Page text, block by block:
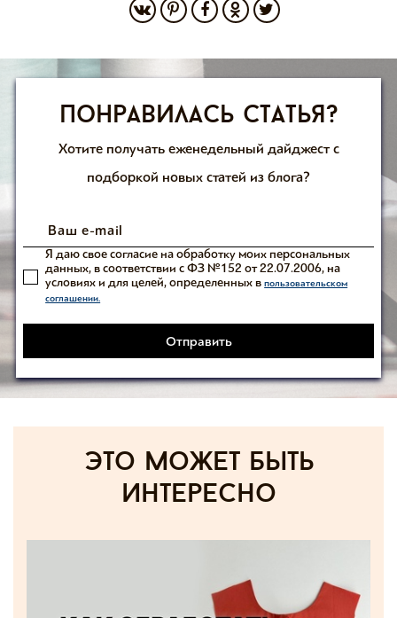
Понравилась статья?
Хотите получать еженедельный дайджест с
подборкой новых статей из блога?
Я даю свое согласие на обработку моих персональных
данных, в соответствии с ФЗ №152 от 22.07.2006, на
условиях и для целей, определенных впользовательском
соглашении.
Отправить
Это может быть
интересно